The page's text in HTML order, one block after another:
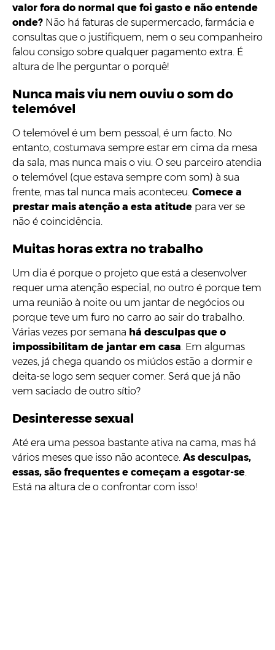
valor fora do normal que foi gasto e não entende
onde? Não há faturas de supermercado, farmácia e
consultas que o justifiquem, nem o seu companheiro
falou consigo sobre qualquer pagamento extra. É
altura de lhe perguntar o porquê!
Nunca mais viu nem ouviu o som do
telemóvel
O telemóvel é um bem pessoal, é um facto. No
entanto, costumava sempre estar em cima da mesa
da sala, mas nunca mais o viu. O seu parceiro atendia
o telemóvel (que estava sempre com som) à sua
frente, mas tal nunca mais aconteceu. Comece a
prestar mais atenção a esta atitude para ver se
não é coincidência.
Muitas horas extra no trabalho
Um dia é porque o projeto que está a desenvolver
requer uma atenção especial, no outro é porque tem
uma reunião à noite ou um jantar de negócios ou
porque teve um furo no carro ao sair do trabalho.
Várias vezes por semana há desculpas que o
impossibilitam de jantar em casa. Em algumas
vezes, já chega quando os miúdos estão a dormir e
deita-se logo sem sequer comer. Será que já não
vem saciado de outro sítio?
Desinteresse sexual
Até era uma pessoa bastante ativa na cama, mas há
vários meses que isso não acontece. As desculpas,
essas, são frequentes e começam a esgotar-se.
Está na altura de o confrontar com isso!